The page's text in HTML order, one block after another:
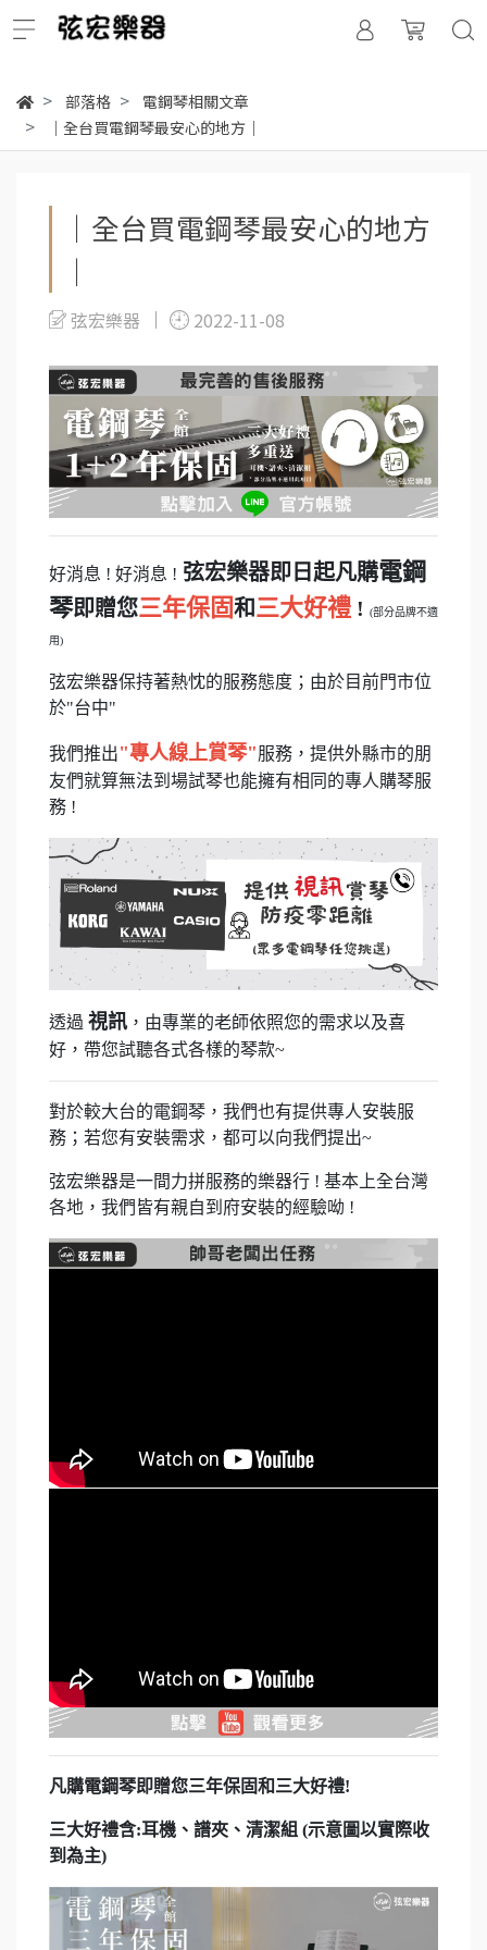
部落格
電鋼琴相關文章
｜全台買電鋼琴最安心的地方｜
｜全台買電鋼琴最安心的地方
｜
弦宏樂器 2022-11-08
好消息 ! 好消息 ! 弦宏樂器即日起凡購電鋼
琴即贈您三年保固和三大好禮 ! (部分品牌不適
用)
弦宏樂器保持著熱忱的服務態度；由於目前門市位
於"台中"
我們推出"專人線上賞琴"服務，提供外縣市的朋
友們就算無法到場試琴也能擁有相同的專人購琴服
務 !
透過 視訊，由專業的老師依照您的需求以及喜
好，帶您試聽各式各樣的琴款~
對於較大台的電鋼琴，我們也有提供專人安裝服
務；若您有安裝需求，都可以向我們提出~
弦宏樂器是一間力拼服務的樂器行 ! 基本上全台灣
各地，我們皆有親自到府安裝的經驗呦 !
凡購電鋼琴即贈您三年保固和三大好禮!
三大好禮含:耳機、譜夾、清潔組 (示意圖以實際收
到為主)